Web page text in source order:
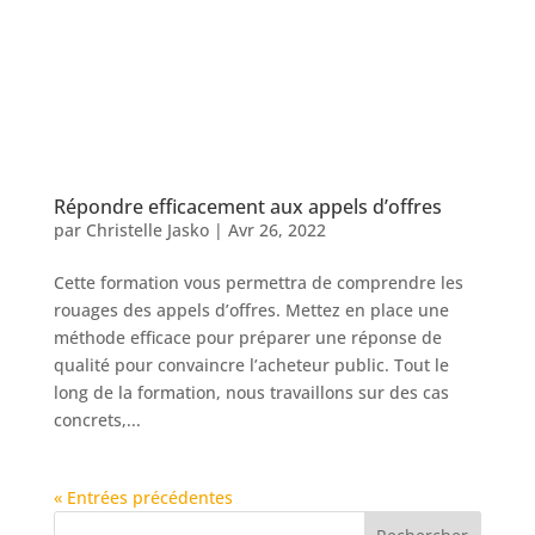
Répondre efficacement aux appels d’offres
par Christelle Jasko| Avr 26, 2022
Cette formation vous permettra de comprendre les
rouages des appels d’offres. Mettez en place une
méthode efficace pour préparer une réponse de
qualité pour convaincre l’acheteur public. Tout le
long de la formation, nous travaillons sur des cas
concrets,...
« Entrées précédentes